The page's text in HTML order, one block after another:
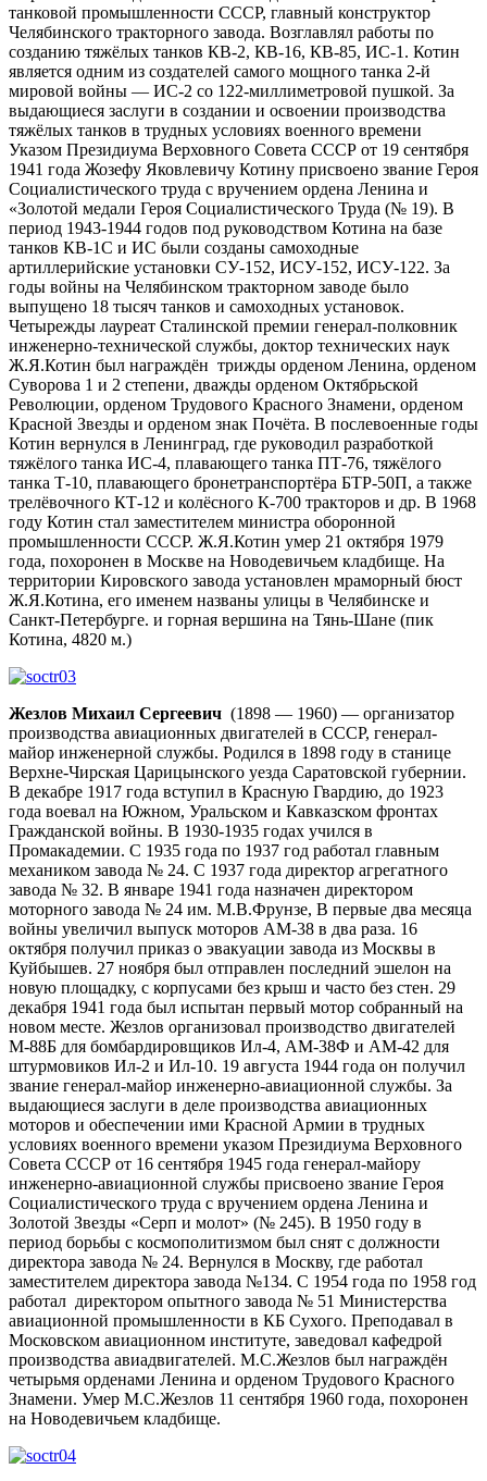
танковой промышленности СССР, главный конструктор
Челябинского тракторного завода. Возглавлял работы по
созданию тяжёлых танков КВ-2, КВ-16, КВ-85, ИС-1. Котин
является одним из создателей самого мощного танка 2-й
мировой войны — ИС-2 со 122-миллиметровой пушкой. За
выдающиеся заслуги в создании и освоении производства
тяжёлых танков в трудных условиях военного времени
Указом Президиума Верховного Совета СССР от 19 сентября
1941 года Жозефу Яковлевичу Котину присвоено звание Героя
Социалистического труда с вручением ордена Ленина и
«Золотой медали Героя Социалистического Труда (№ 19). В
период 1943-1944 годов под руководством Котина на базе
танков КВ-1С и ИС были созданы самоходные
артиллерийские установки СУ-152, ИСУ-152, ИСУ-122. За
годы войны на Челябинском тракторном заводе было
выпущено 18 тысяч танков и самоходных установок.
Четырежды лауреат Сталинской премии генерал-полковник
инженерно-технической службы, доктор технических наук
Ж.Я.Котин был награждён трижды орденом Ленина, орденом
Суворова 1 и 2 степени, дважды орденом Октябрьской
Революции, орденом Трудового Красного Знамени, орденом
Красной Звезды и орденом знак Почёта. В послевоенные годы
Котин вернулся в Ленинград, где руководил разработкой
тяжёлого танка ИС-4, плавающего танка ПТ-76, тяжёлого
танка Т-10, плавающего бронетранспортёра БТР-50П, а также
трелёвочного КТ-12 и колёсного К-700 тракторов и др. В 1968
году Котин стал заместителем министра оборонной
промышленности СССР. Ж.Я.Котин умер 21 октября 1979
года, похоронен в Москве на Новодевичьем кладбище. На
территории Кировского завода установлен мраморный бюст
Ж.Я.Котина, его именем названы улицы в Челябинске и
Санкт-Петербурге. и горная вершина на Тянь-Шане (пик
Котина, 4820 м.)
Жезлов Михаил Сергеевич (1898 — 1960) — организатор
производства авиационных двигателей в СССР, генерал-
майор инженерной службы. Родился в 1898 году в станице
Верхне-Чирская Царицынского уезда Саратовской губернии.
В декабре 1917 года вступил в Красную Гвардию, до 1923
года воевал на Южном, Уральском и Кавказском фронтах
Гражданской войны. В 1930-1935 годах учился в
Промакадемии. С 1935 года по 1937 год работал главным
механиком завода № 24. С 1937 года директор агрегатного
завода № 32. В январе 1941 года назначен директором
моторного завода № 24 им. М.В.Фрунзе, В первые два месяца
войны увеличил выпуск моторов АМ-38 в два раза. 16
октября получил приказ о эвакуации завода из Москвы в
Куйбышев. 27 ноября был отправлен последний эшелон на
новую площадку, с корпусами без крыш и часто без стен. 29
декабря 1941 года был испытан первый мотор собранный на
новом месте. Жезлов организовал производство двигателей
М-88Б для бомбардировщиков Ил-4, АМ-38Ф и АМ-42 для
штурмовиков Ил-2 и Ил-10. 19 августа 1944 года он получил
звание генерал-майор инженерно-авиационной службы. За
выдающиеся заслуги в деле производства авиационных
моторов и обеспечении ими Красной Армии в трудных
условиях военного времени указом Президиума Верховного
Совета СССР от 16 сентября 1945 года генерал-майору
инженерно-авиационной службы присвоено звание Героя
Социалистического труда с вручением ордена Ленина и
Золотой Звезды «Серп и молот» (№ 245). В 1950 году в
период борьбы с космополитизмом был снят с должности
директора завода № 24. Вернулся в Москву, где работал
заместителем директора завода №134. С 1954 года по 1958 год
работал директором опытного завода № 51 Министерства
авиационной промышленности в КБ Сухого. Преподавал в
Московском авиационном институте, заведовал кафедрой
производства авиадвигателей. М.С.Жезлов был награждён
четырьмя орденами Ленина и орденом Трудового Красного
Знамени. Умер М.С.Жезлов 11 сентября 1960 года, похоронен
на Новодевичьем кладбище.